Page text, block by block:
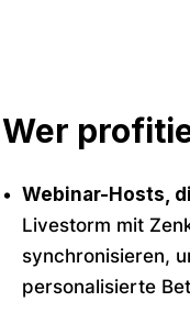
Wer
Webinar-Hosts,
Livestorm mit
synchronisieren,
personalisierte